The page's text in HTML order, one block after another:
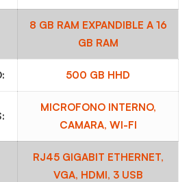
8 GB RAM EXPANDIBLE A 16
GB RAM
500 GB HHD
MICROFONO INTERNO,
CAMARA, WI-FI
RJ45 GIGABIT ETHERNET,
VGA, HDMI, 3 USB